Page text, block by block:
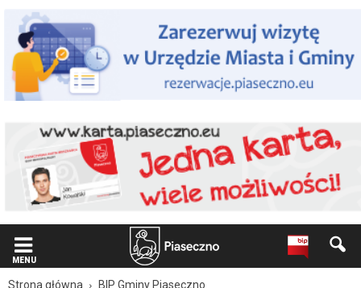
użytkowników
czytników
ekranowych Znajdujesz
się
podstronie
"Harmonogram
posiedzeń
komisji
problemowych
Rady
Miejskiej
Piasecznie
23-
MENU
Strona główna BIP Gminy Piaseczno